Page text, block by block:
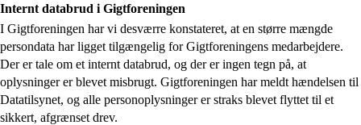
Internt databrud i Gigtforeningen
I Gigtforeningen har vi desværre konstateret, at en større mængde
persondata har ligget tilgængelig for Gigtforeningens medarbejdere.
Der er tale om et internt databrud, og der er ingen tegn på, at
oplysninger er blevet misbrugt. Gigtforeningen har meldt hændelsen til
Datatilsynet, og alle personoplysninger er straks blevet flyttet til et
sikkert, afgrænset drev.